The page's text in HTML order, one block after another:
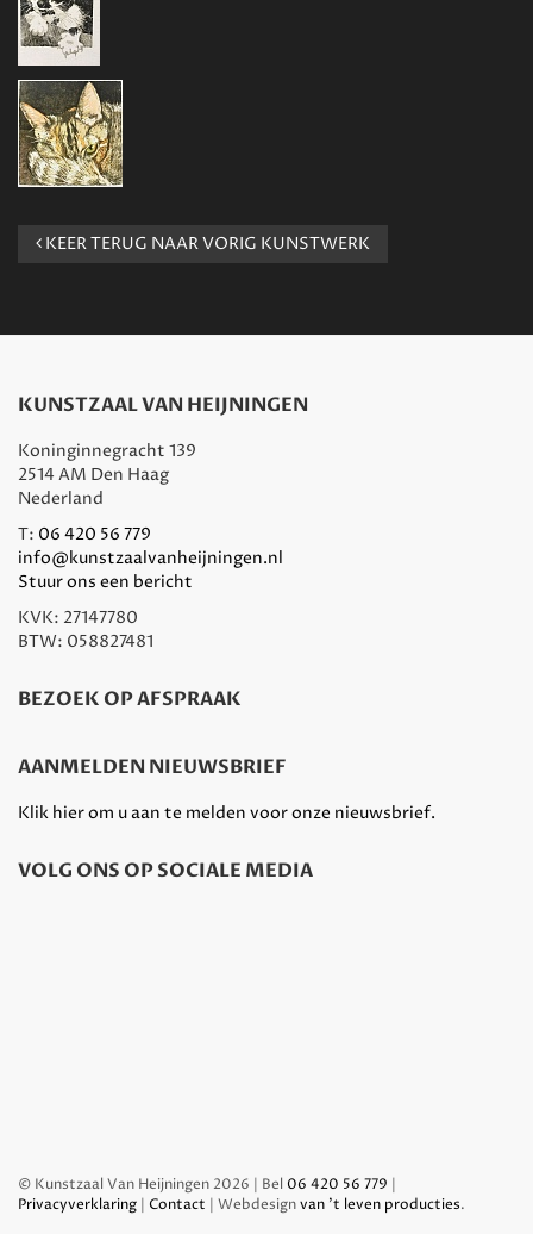
KEER TERUG NAAR VORIG KUNSTWERK
KUNSTZAAL VAN HEIJNINGEN
Koninginnegracht 139
2514 AM Den Haag
Nederland
T: 06 420 56 779
info@kunstzaalvanheijningen.nl
Stuur ons een bericht
KVK: 27147780
BTW: 058827481
BEZOEK OP AFSPRAAK
AANMELDEN NIEUWSBRIEF
Klik hier om u aan te melden voor onze nieuwsbrief.
VOLG ONS OP SOCIALE MEDIA
© Kunstzaal Van Heijningen 2026 | Bel 06 420 56 779 |
Privacyverklaring | Contact | Webdesignvan 't leven producties.